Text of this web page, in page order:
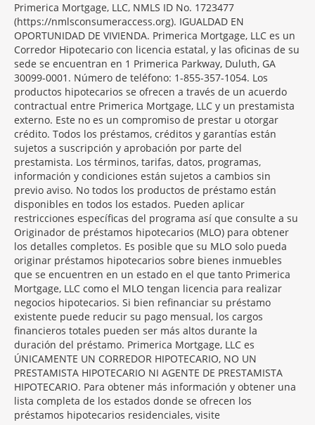
Primerica Mortgage, LLC, NMLS ID No. 1723477
(https://nmlsconsumeraccess.org). IGUALDAD EN
OPORTUNIDAD DE VIVIENDA. Primerica Mortgage, LLC es un
Corredor Hipotecario con licencia estatal, y las oficinas de su
sede se encuentran en 1 Primerica Parkway, Duluth, GA
30099-0001. Número de teléfono: 1-855-357-1054. Los
productos hipotecarios se ofrecen a través de un acuerdo
contractual entre Primerica Mortgage, LLC y un prestamista
externo. Este no es un compromiso de prestar u otorgar
crédito. Todos los préstamos, créditos y garantías están
sujetos a suscripción y aprobación por parte del
prestamista. Los términos, tarifas, datos, programas,
información y condiciones están sujetos a cambios sin
previo aviso. No todos los productos de préstamo están
disponibles en todos los estados. Pueden aplicar
restricciones específicas del programa así que consulte a su
Originador de préstamos hipotecarios (MLO) para obtener
los detalles completos. Es posible que su MLO solo pueda
originar préstamos hipotecarios sobre bienes inmuebles
que se encuentren en un estado en el que tanto Primerica
Mortgage, LLC como el MLO tengan licencia para realizar
negocios hipotecarios. Si bien refinanciar su préstamo
existente puede reducir su pago mensual, los cargos
financieros totales pueden ser más altos durante la
duración del préstamo. Primerica Mortgage, LLC es
ÚNICAMENTE UN CORREDOR HIPOTECARIO, NO UN
PRESTAMISTA HIPOTECARIO NI AGENTE DE PRESTAMISTA
HIPOTECARIO. Para obtener más información y obtener una
lista completa de los estados donde se ofrecen los
préstamos hipotecarios residenciales, visite